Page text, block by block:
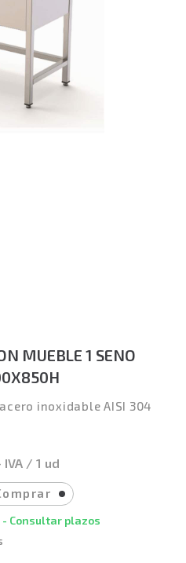
MUEBLE 1 SENO
inoxidable AISI 304
IVA / 1 ud
Consultar plazos